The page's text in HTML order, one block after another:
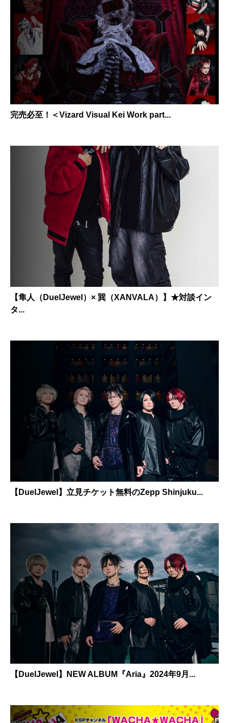
完売必至！＜Vizard Visual Kei Work part...
【隼人（DuelJewel）× 巽（XANVALA）】★対談イン
タ...
【DuelJewel】立見チケット無料のZepp Shinjuku...
【DuelJewel】NEW ALBUM『Aria』2024年9月...